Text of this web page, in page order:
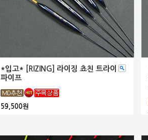
*입고* [RIZING] 라이징 쵸친 트라이
파이프
59,500원